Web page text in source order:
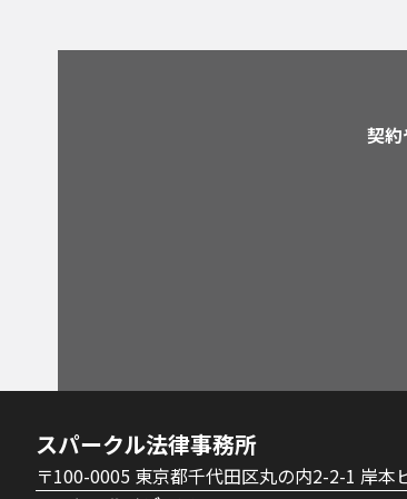
契
スパークル法律事務所
〒100-0005 東京都千代田区丸の内2-2-1 岸本